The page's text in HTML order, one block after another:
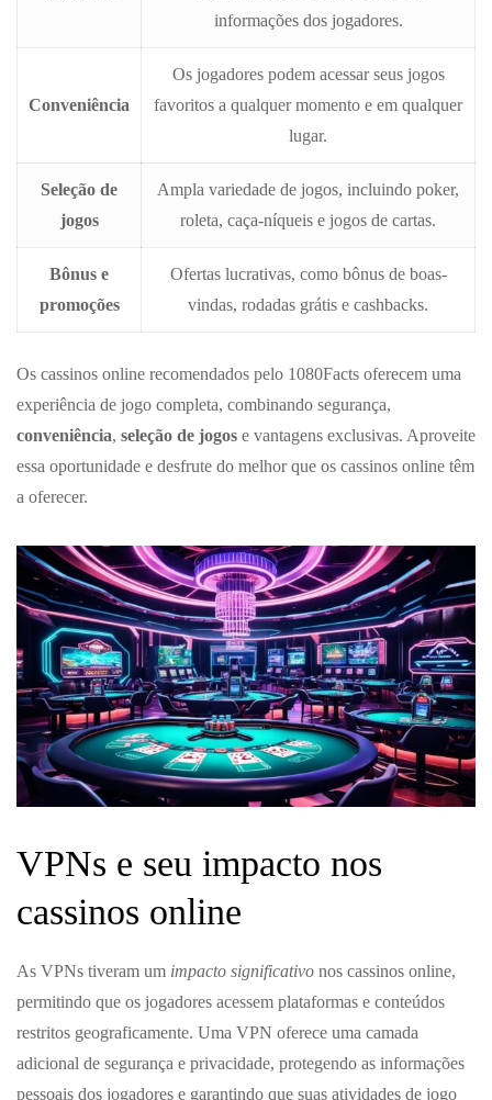
informações dos jogadores.
Conveniência
Os jogadores podem acessar seus jogos
favoritos a qualquer momento e em qualquer
lugar.
Seleção de
jogos
Ampla variedade de jogos, incluindo poker,
roleta, caça-níqueis e jogos de cartas.
Bônus e
promoções
Ofertas lucrativas, como bônus de boas-
vindas, rodadas grátis e cashbacks.
Os cassinos online recomendados pelo 1080Facts oferecem uma
experiência de jogo completa, combinando segurança,
conveniência, seleção de jogos e vantagens exclusivas. Aproveite
essa oportunidade e desfrute do melhor que os cassinos online têm
a oferecer.
VPNs e seu impacto nos
cassinos online
As VPNs tiveram um impacto significativo nos cassinos online,
permitindo que os jogadores acessem plataformas e conteúdos
restritos geograficamente. Uma VPN oferece uma camada
adicional de segurança e privacidade, protegendo as informações
pessoais dos jogadores e garantindo que suas atividades de jogo